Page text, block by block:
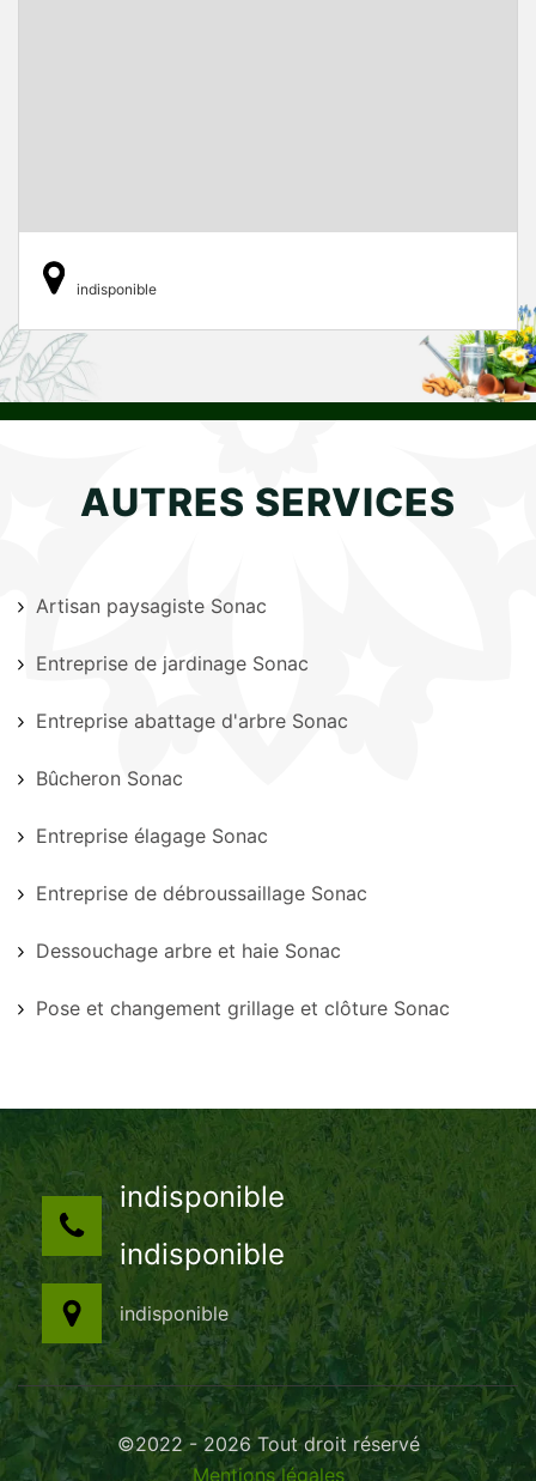
indisponible
AUTRES SERVICES
Artisan paysagiste Sonac
Entreprise de jardinage Sonac
Entreprise abattage d'arbre Sonac
Bûcheron Sonac
Entreprise élagage Sonac
Entreprise de débroussaillage Sonac
Dessouchage arbre et haie Sonac
Pose et changement grillage et clôture Sonac
indisponible
indisponible
indisponible
©2022 - 2026 Tout droit réservé
Mentions légales